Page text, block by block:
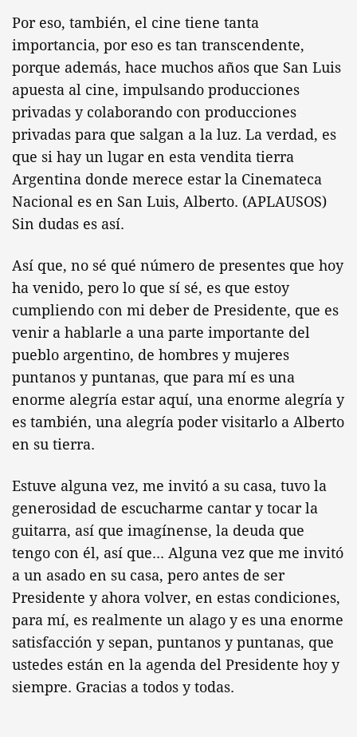
Por eso, también, el cine tiene tanta
importancia, por eso es tan transcendente,
porque además, hace muchos años que San Luis
apuesta al cine, impulsando producciones
privadas y colaborando con producciones
privadas para que salgan a la luz. La verdad, es
que si hay un lugar en esta vendita tierra
Argentina donde merece estar la Cinemateca
Nacional es en San Luis, Alberto. (APLAUSOS)
Sin dudas es así.
Así que, no sé qué número de presentes que hoy
ha venido, pero lo que sí sé, es que estoy
cumpliendo con mi deber de Presidente, que es
venir a hablarle a una parte importante del
pueblo argentino, de hombres y mujeres
puntanos y puntanas, que para mí es una
enorme alegría estar aquí, una enorme alegría y
es también, una alegría poder visitarlo a Alberto
en su tierra.
Estuve alguna vez, me invitó a su casa, tuvo la
generosidad de escucharme cantar y tocar la
guitarra, así que imagínense, la deuda que
tengo con él, así que... Alguna vez que me invitó
a un asado en su casa, pero antes de ser
Presidente y ahora volver, en estas condiciones,
para mí, es realmente un alago y es una enorme
satisfacción y sepan, puntanos y puntanas, que
ustedes están en la agenda del Presidente hoy y
siempre. Gracias a todos y todas.